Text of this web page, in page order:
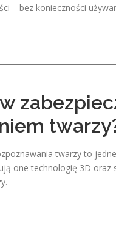
– bez konieczności
twarzy to
one technologię 3D